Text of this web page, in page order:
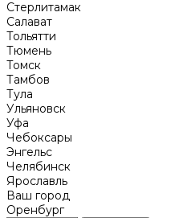
Стерлитамак
Салават
Тольятти
Тюмень
Томск
Тамбов
Тула
Ульяновск
Уфа
Чебоксары
Энгельс
Челябинск
Ярославль
Ваш город
Оренбург